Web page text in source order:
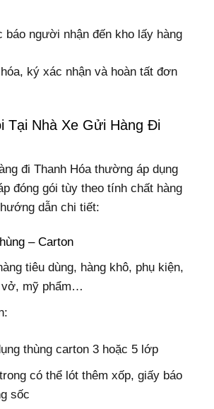
báo người nhận đến kho lấy hàng
ký xác nhận và hoàn tất đơn
Tại Nhà Xe Gửi Hàng Đi
đi Thanh Hóa thường áp dụng
đóng gói tùy theo tính chất hàng
dẫn chi tiết:
– Carton
tiêu dùng, hàng khô, phụ kiện,
vở, mỹ phẩm…
thùng carton 3 hoặc 5 lớp
có thể lót thêm xốp, giấy báo
sốc